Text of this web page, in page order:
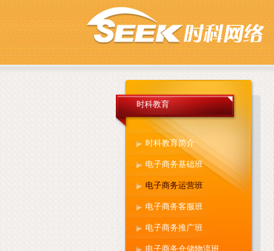
时科教育
时科教育简介
电子商务基础班
电子商务运营班
电子商务客服班
电子商务推广班
电子商务仓储物流班